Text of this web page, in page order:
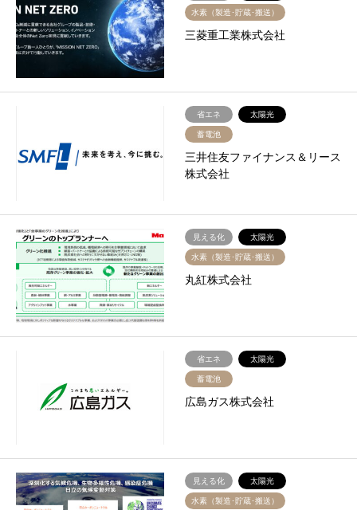
水素（製造･貯蔵･搬送）
三菱重工業株式会社
省エネ 太陽光
蓄電池
三井住友ファイナンス＆リース
株式会社
見える化 太陽光
水素（製造･貯蔵･搬送）
丸紅株式会社
省エネ 太陽光
蓄電池
広島ガス株式会社
見える化 太陽光
水素（製造･貯蔵･搬送）